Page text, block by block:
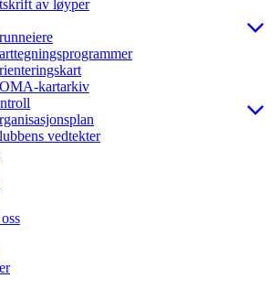
av løyper
kartarkiv
vedtekter